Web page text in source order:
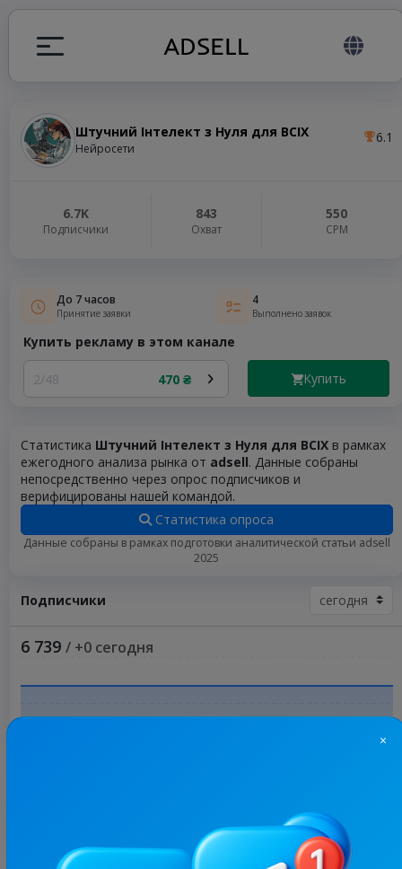
Штучний Інтелект з Нуля для ВСІХ
Нейросети
6.1
6.7K
Подписчики
843
Охват
550
СРМ
До 7 часов
Принятие заявки
4
Выполнено заявок
Купить рекламу в этом канале
2/48 470 ₴ Купить
Статистика Штучний Інтелект з Нуля для ВСІХв рамках
ежегодного анализа рынка от adsell. Данные собраны
непосредственно через опрос подписчиков и
верифицированы нашей командой.
Статистика опроса
Данные собраны в рамках подготовки аналитической статьи adsell
2025
Подписчики
6 739 / +0 сегодня
×